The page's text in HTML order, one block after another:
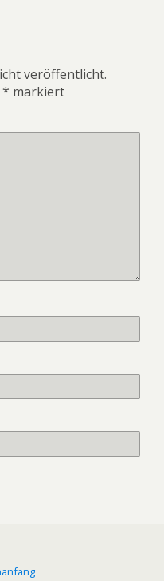
veröffentlicht.
* markiert